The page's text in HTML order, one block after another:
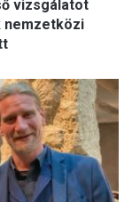
vizsgálatot
nemzetközi